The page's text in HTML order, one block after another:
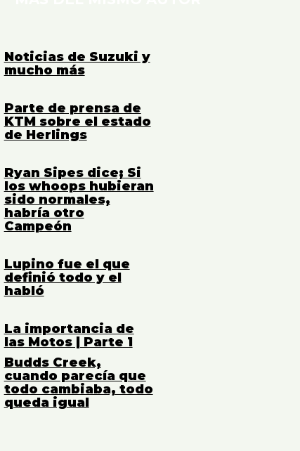
Noticias de Suzuki y
mucho más
Parte de prensa de
KTM sobre el estado
de Herlings
Ryan Sipes dice; Si
los whoops hubieran
sido normales,
habría otro
Campeón
Lupino fue el que
definió todo y el
habló
La importancia de
las Motos | Parte 1
Budds Creek,
cuando parecía que
todo cambiaba, todo
queda igual